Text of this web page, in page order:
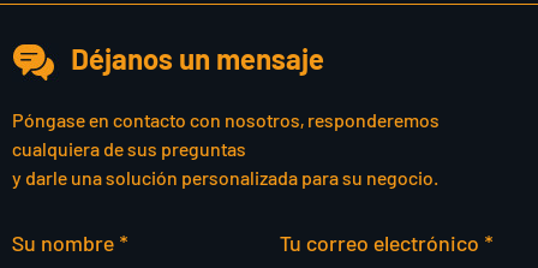
Déjanos un mensaje
Póngase en contacto con nosotros, responderemos
cualquiera de sus preguntas
y darle una solución personalizada para su negocio.
Su nombre * Tu correo electrónico *